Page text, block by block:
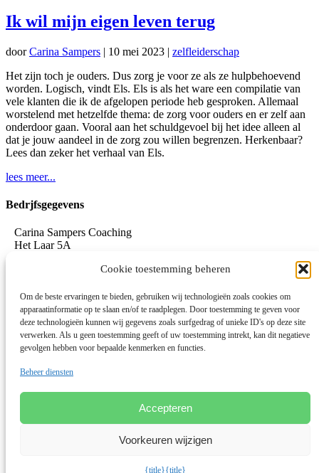
Cookie toestemming beheren
Om de beste ervaringen te bieden, gebruiken wij technologieën zoals cookies om
apparaatinformatie op te slaan en/of te raadplegen. Door toestemming te geven voor
deze technologieën kunnen wij gegevens zoals surfgedrag of unieke ID's op deze site
verwerken. Als u geen toestemming geeft of uw toestemming intrekt, kan dit negatieve
gevolgen hebben voor bepaalde kenmerken en functies.
Beheer diensten
Accepteren
Voorkeuren wijzigen
{title}{title}
Ik wil mijn eigen leven terug
doorCarina Sampers | 10 mei 2023 | zelfleiderschap
Het zijn toch je ouders. Dus zorg je voor ze als ze hulpbehoevend
worden. Logisch, vindt Els. Els is als het ware een compilatie van
vele klanten die ik de afgelopen periode heb gesproken. Allemaal
worstelend met hetzelfde thema: de zorg voor ouders en er zelf aan
onderdoor gaan. Vooral aan het schuldgevoel bij het idee alleen al
dat je jouw aandeel in de zorg zou willen begrenzen. Herkenbaar?
Lees dan zeker het verhaal van Els.
lees meer...
Bedrjfsgegevens
Carina Sampers Coaching
Het Laar 5A
www.carinasampers.nl
BTW-id: NL001833928B47
KvK: 72690895
Algemene voorwaarden
Privacybeleid OEEC
© 2026 Deze website draait op het websitesysteem